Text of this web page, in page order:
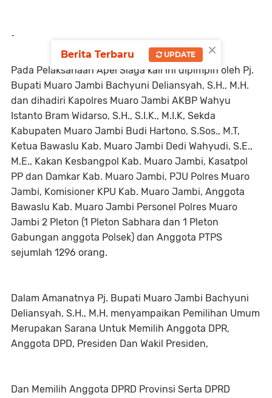
-
Pada Pelaksanaan Apel Siaga kali ini dipimpin oleh Pj.
Bupati Muaro Jambi Bachyuni Deliansyah, S.H., M.H.
dan dihadiri Kapolres Muaro Jambi AKBP Wahyu
Istanto Bram Widarso, S.H., S.I.K., M.I.K, Sekda
Kabupaten Muaro Jambi Budi Hartono, S.Sos., M.T,
Ketua Bawaslu Kab. Muaro Jambi Dedi Wahyudi, S.E.,
M.E., Kakan Kesbangpol Kab. Muaro Jambi, Kasatpol
PP dan Damkar Kab. Muaro Jambi, PJU Polres Muaro
Jambi, Komisioner KPU Kab. Muaro Jambi, Anggota
Bawaslu Kab. Muaro Jambi Personel Polres Muaro
Jambi 2 Pleton (1 Pleton Sabhara dan 1 Pleton
Gabungan anggota Polsek) dan Anggota PTPS
sejumlah 1296 orang.
Dalam Amanatnya Pj. Bupati Muaro Jambi Bachyuni
Deliansyah, S.H., M.H. menyampaikan Pemilihan Umum
Merupakan Sarana Untuk Memilih Anggota DPR,
Anggota DPD, Presiden Dan Wakil Presiden,
Dan Memilih Anggota DPRD Provinsi Serta DPRD
×
Berita Terbaru UPDATE